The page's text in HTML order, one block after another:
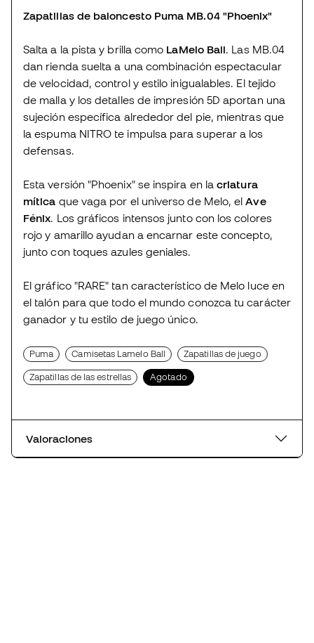
Zapatillas de baloncesto Puma MB.04 "Phoenix"
Salta a la pista y brilla como LaMelo Ball. Las MB.04
dan rienda suelta a una combinación espectacular
de velocidad, control y estilo inigualables. El tejido
de malla y los detalles de impresión 5D aportan una
sujeción específica alrededor del pie, mientras que
la espuma NITRO te impulsa para superar a los
defensas.
Esta versión "Phoenix" se inspira en lacriatura
mítica que vaga por el universo de Melo, elAve
Fénix. Los gráficos intensos junto con los colores
rojo y amarillo ayudan a encarnar este concepto,
junto con toques azules geniales.
El gráfico "RARE" tan característico de Melo luce en
el talón para que todo el mundo conozca tu carácter
ganador y tu estilo de juego único.
Puma Camisetas Lamelo Ball Zapatillas de juego
Zapatillas de las estrellas Agotado
Valoraciones